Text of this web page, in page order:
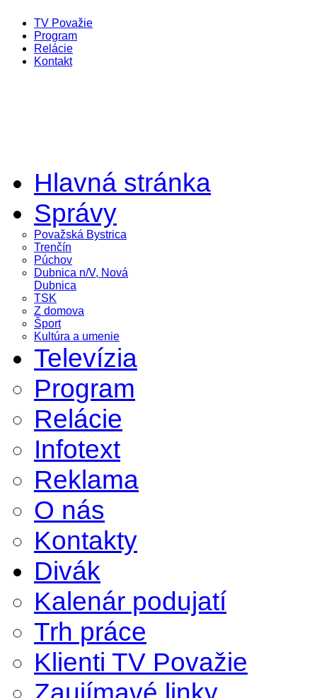
TV Považie
Program
Relácie
Kontakt
Hlavná stránka
Správy
Považská Bystrica
Trenčín
Púchov
Dubnica n/V, Nová
Dubnica
TSK
Z domova
Šport
Kultúra a umenie
Televízia
Program
Relácie
Infotext
Reklama
O nás
Kontakty
Divák
Kalenár podujatí
Trh práce
Klienti TV Považie